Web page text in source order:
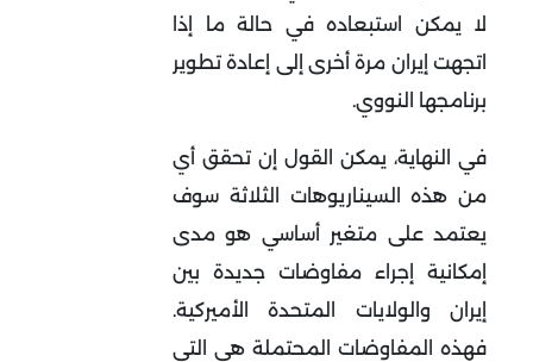
لا يمكن استبعاده في حالة ما إذا
اتجهت إيران مرة أخرى إلى إعادة تطوير
برنامجها النووي.
في النهاية، يمكن القول إن تحقق أي
من هذه السيناريوهات الثلاثة سوف
يعتمد على متغير أساسي هو مدى
إمكانية إجراء مفاوضات جديدة بين
إيران والولايات المتحدة الأميركية.
فهذه المفاوضات المحتملة هي التي